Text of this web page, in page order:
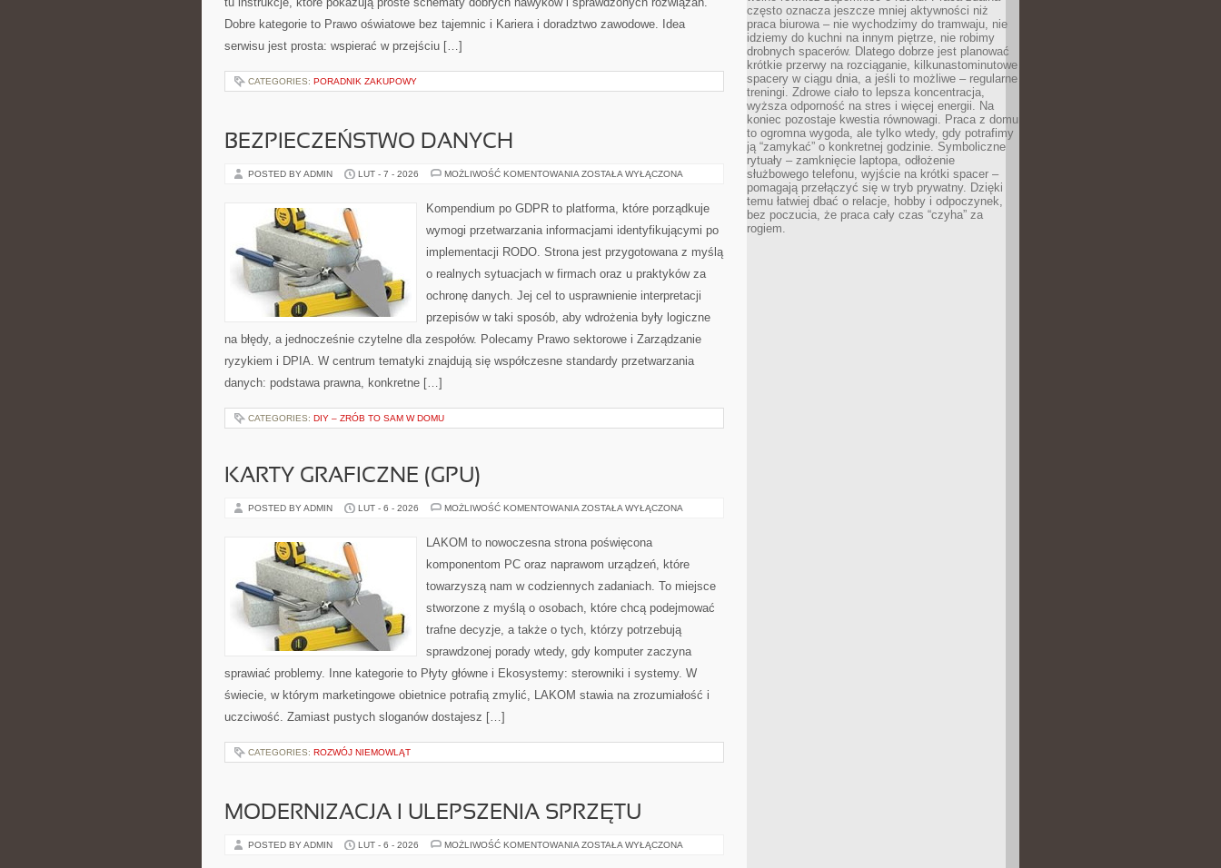
Dobre kategorie to Prawo oświatowe bez tajemnic i Kariera i doradztwo zawodowe. Idea
serwisu jest prosta: wspierać w przejściu […]
CATEGORIES: PORADNIK ZAKUPOWY
BEZPIECZEŃSTWO DANYCH
POSTED BY ADMIN LUT - 7 - 2026 MOŻLIWOŚĆ KOMENTOWANIA BEZPIECZEŃSTWO
ZOSTAŁA WYŁĄCZONA
Kompendium po GDPR to platforma, które porządkuje
wymogi przetwarzania informacjami identyfikującymi po
implementacji RODO. Strona jest przygotowana z myślą
o realnych sytuacjach w firmach oraz u praktyków za
ochronę danych. Jej cel to usprawnienie interpretacji
przepisów w taki sposób, aby wdrożenia były logiczne
na błędy, a jednocześnie czytelne dla zespołów. Polecamy Prawo sektorowe i Zarządzanie
ryzykiem i DPIA. W centrum tematyki znajdują się współczesne standardy przetwarzania
danych: podstawa prawna, konkretne […]
CATEGORIES: DIY – ZRÓB TO SAM W DOMU
KARTY GRAFICZNE (GPU)
POSTED BY ADMIN LUT - 6 - 2026 MOŻLIWOŚĆ KOMENTOWANIA KARTY
ZOSTAŁA WYŁĄCZONA
LAKOM to nowoczesna strona poświęcona
komponentom PC oraz naprawom urządzeń, które
towarzyszą nam w codziennych zadaniach. To miejsce
stworzone z myślą o osobach, które chcą podejmować
trafne decyzje, a także o tych, którzy potrzebują
sprawdzonej porady wtedy, gdy komputer zaczyna
sprawiać problemy. Inne kategorie to Płyty główne i Ekosystemy: sterowniki i systemy. W
świecie, w którym marketingowe obietnice potrafią zmylić, LAKOM stawia na zrozumiałość i
uczciwość. Zamiast pustych sloganów dostajesz […]
CATEGORIES: ROZWÓJ NIEMOWLĄT
MODERNIZACJA I ULEPSZENIA SPRZĘTU
POSTED BY ADMIN LUT - 6 - 2026 MOŻLIWOŚĆ KOMENTOWANIA MODERNIZACJA
ZOSTAŁA WYŁĄCZONA
często oznacza jeszcze mniej aktywności niż
praca biurowa – nie wychodzimy do tramwaju, nie
idziemy do kuchni na innym piętrze, nie robimy
drobnych spacerów. Dlatego dobrze jest planować
krótkie przerwy na rozciąganie, kilkunastominutowe
spacery w ciągu dnia, a jeśli to możliwe – regularne
treningi. Zdrowe ciało to lepsza koncentracja,
wyższa odporność na stres i więcej energii. Na
koniec pozostaje kwestia równowagi. Praca z domu
to ogromna wygoda, ale tylko wtedy, gdy potrafimy
ją “zamykać” o konkretnej godzinie. Symboliczne
rytuały – zamknięcie laptopa, odłożenie
służbowego telefonu, wyjście na krótki spacer –
pomagają przełączyć się w tryb prywatny. Dzięki
temu łatwiej dbać o relacje, hobby i odpoczynek,
bez poczucia, że praca cały czas “czyha” za
rogiem.